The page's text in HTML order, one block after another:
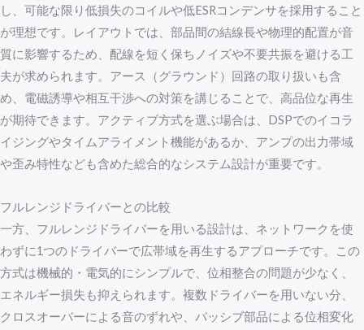
し、可能な限り低損失のコイルや低ESRコンデンサを採用すること
が理想です。レイアウトでは、部品間の結線長や物理的配置が音
質に影響するため、配線を短く保ちノイズや不要共振を避ける工
夫が求められます。アース（グラウンド）回路の取り扱いも含
め、電磁誘導や相互干渉への対策を講じることで、高品位な再生
が期待できます。アクティブ方式を選ぶ場合は、DSPでのイコラ
イジングやタイムアライメント機能があるか、アンプの出力帯域
や歪み特性なども含めた総合的なシステム設計が重要です。
フルレンジドライバーとの比較
一方、フルレンジドライバーを用いる設計は、ネットワークを使
わずに1つのドライバーで広帯域を再生するアプローチです。この
方式は機械的・電気的にシンプルで、位相整合の問題が少なく、
エネルギー損失も抑えられます。複数ドライバーを用いない分、
クロスオーバーによる音のずれや、パッシブ部品による位相変化